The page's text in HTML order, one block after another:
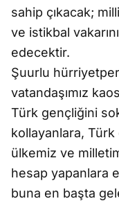
sahip çıkacak;
ve istikbal
edecektir.
Şuurlu
vatandaşımız
Türk gençliğini
kollayanlara, Türk
ülkemiz ve
hesap yapanlara
buna en başta